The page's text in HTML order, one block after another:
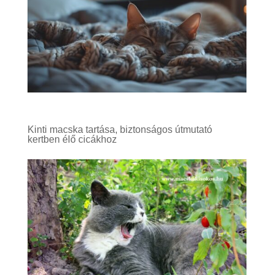
Kinti macska tartása, biztonságos útmutató
kertben élő cicákhoz